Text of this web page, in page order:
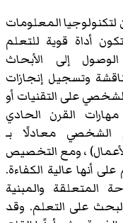
لتكنولوجيا المعلومات
أداة قوية للتعلم
إلى الأبحاث
وتسجيل إنجازات
على التقنيات أو
القرن الحادي
الشخصي معادلًا بـ
، ومع التخصيص
أنها عالية الكفاءة.
والمبنية
على التعلم. وقد